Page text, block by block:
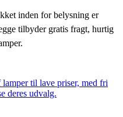
inden for belysning er
tilbyder gratis fragt, hurtig
til lave priser, med fri
deres udvalg.